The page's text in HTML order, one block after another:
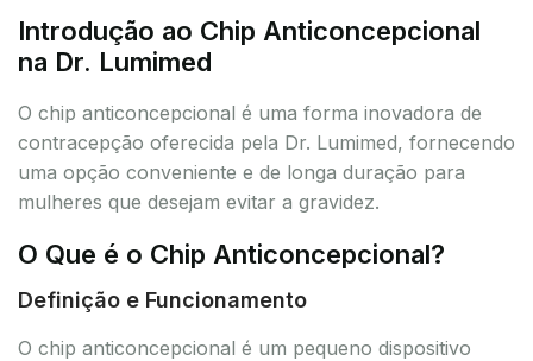
Introdução ao Chip Anticoncepcional
na Dr. Lumimed
O chip anticoncepcional é uma forma inovadora de
contracepção oferecida pela Dr. Lumimed, fornecendo
uma opção conveniente e de longa duração para
mulheres que desejam evitar a gravidez.
O Que é o Chip Anticoncepcional?
Definição e Funcionamento
O chip anticoncepcional é um pequeno dispositivo